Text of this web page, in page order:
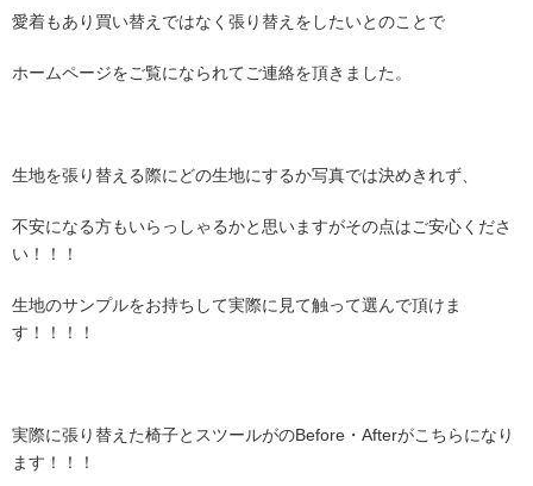
愛着もあり買い替えではなく張り替えをしたいとのことで
ホームページをご覧になられてご連絡を頂きました。
生地を張り替える際にどの生地にするか写真では決めきれず、
不安になる方もいらっしゃるかと思いますがその点はご安心くださ
い！！！
生地のサンプルをお持ちして実際に見て触って選んで頂けま
す！！！！
実際に張り替えた椅子とスツールがのBefore・Afterがこちらになり
ます！！！